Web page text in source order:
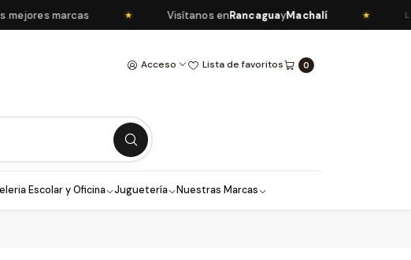
marcas Visítanos enRancaguayMachalí
Acceso Lista de favoritos 0
Escolar y Oficina Juguetería Nuestras Marcas